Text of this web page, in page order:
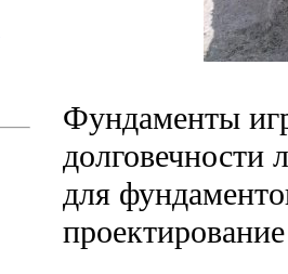
Фундаменты
долговечности
для